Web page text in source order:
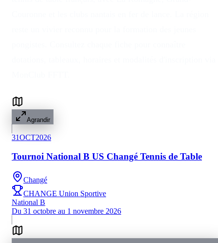
Agrandir
31OCT2026
Tournoi National B US Changé Tennis de Table
Changé
CHANGE Union Sportive
National B
Du 31 octobre au 1 novembre 2026